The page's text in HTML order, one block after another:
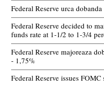
Federal Reserve urca
Federal Reserve decided to
funds rate at 1-1/2 to 1-3/4
Federal Reserve majoreaza
- 1,75%
Federal Reserve issues FOMC